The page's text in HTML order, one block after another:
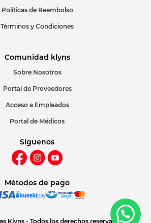
Políticas de Reembolso
Términos y Condiciones
Comunidad klyns
Sobre Nosotros
Portal de Proveedores
Acceso a Empleados
Portal de Médicos
Síguenos
Métodos de pago
Klyns - Todos los derechos reservados